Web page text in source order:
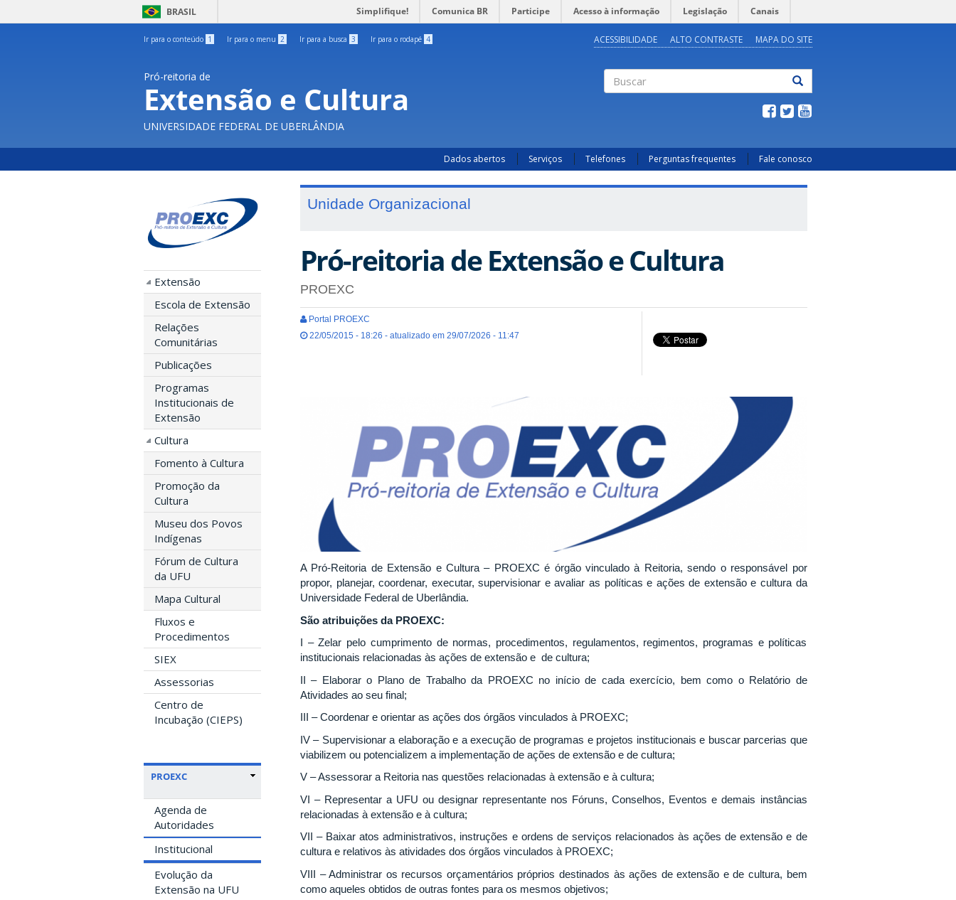
BRASIL Simplifique! Comunica BR Participe Acesso à informação Legislação Canais
Ir para o conteúdo 1 Ir para o menu 2 Ir para a busca 3 Ir para o rodapé 4 ACESSIBILIDADE ALTO CONTRASTE MAPA DO SITE
Pró-reitoria de
Extensão e Cultura
UNIVERSIDADE FEDERAL DE UBERLÂNDIA
Dados abertos Serviços Telefones Perguntas frequentes Fale conosco
Extensão
Escola de Extensão
Relações
Comunitárias
Publicações
Programas
Institucionais de
Extensão
Cultura
Fomento à Cultura
Promoção da
Cultura
Museu dos Povos
Indígenas
Fórum de Cultura
da UFU
Mapa Cultural
Fluxos e
Procedimentos
SIEX
Assessorias
Centro de
Incubação (CIEPS)
PROEXC
Agenda de
Autoridades
Institucional
Evolução da
Extensão na UFU
Unidade Organizacional
Pró-reitoria de Extensão e Cultura
PROEXC
Portal PROEXC
22/05/2015 - 18:26 - atualizado em 29/07/2026 - 11:47
A Pró-Reitoria de Extensão e Cultura – PROEXC é órgão vinculado à Reitoria, sendo o responsável por
propor, planejar, coordenar, executar, supervisionar e avaliar as políticas e ações de extensão e cultura da
Universidade Federal de Uberlândia.
São atribuições da PROEXC:
I – Zelar pelo cumprimento de normas, procedimentos, regulamentos, regimentos, programas e políticas
institucionais relacionadas às ações de extensão e de cultura;
II – Elaborar o Plano de Trabalho da PROEXC no início de cada exercício, bem como o Relatório de
Atividades ao seu final;
III – Coordenar e orientar as ações dos órgãos vinculados à PROEXC;
IV – Supervisionar a elaboração e a execução de programas e projetos institucionais e buscar parcerias que
viabilizem ou potencializem a implementação de ações de extensão e de cultura;
V – Assessorar a Reitoria nas questões relacionadas à extensão e à cultura;
VI – Representar a UFU ou designar representante nos Fóruns, Conselhos, Eventos e demais instâncias
relacionadas à extensão e à cultura;
VII – Baixar atos administrativos, instruções e ordens de serviços relacionados às ações de extensão e de
cultura e relativos às atividades dos órgãos vinculados à PROEXC;
VIII – Administrar os recursos orçamentários próprios destinados às ações de extensão e de cultura, bem
como aqueles obtidos de outras fontes para os mesmos objetivos;